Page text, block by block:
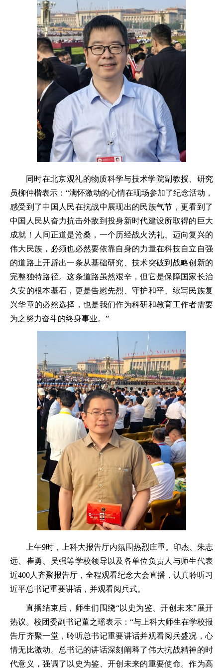
同时在北京观礼的物质科学与技术学院副教授、研究
员柳仲楷表示：“满怀激动的心情在现场参加了纪念活动，
感受到了中国人民在抗战中展现出的民族气节，更看到了
中国人民从奋力抗击外敌到投身新时代建设所取得的巨大
成就！人间正道是沧桑，一个历经战火洗礼、迈向复兴的
伟大民族，必须也必然要依靠自身的力量在科技自立自强
的道路上开辟出一条从基础研究、技术突破到战略创新的
完整独特路径。这条道路虽然艰辛，但它是保障国家长治
久安的根本基石，更是告慰先烈、守护和平、续写民族复
兴华章的必然选择，也是我们作为科研和教育工作者需要
为之努力奋斗的终身事业。”
上午9时，上科大报告厅内氛围热烈庄重。印杰、朱志
远、崔勇、吴强等学校领导以及各单位负责人与师生代表
近400人齐聚报告厅，全程观看纪念大会直播，认真聆听习
近平总书记重要讲话，并观看阅兵式。
直播结束后，师生们围绕“以史为鉴、开创未来”展开
热议。校团委副书记董之瑶表示：“与上科大师生在学校报
告厅齐聚一堂，聆听总书记重要讲话并观看阅兵盛况，心
情无比激动。总书记的讲话深刻阐释了伟大抗战精神的时
代意义，强调了以史为鉴、开创未来的重要使命。作为高